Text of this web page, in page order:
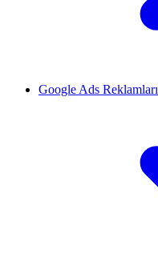
Google Ads Reklamları